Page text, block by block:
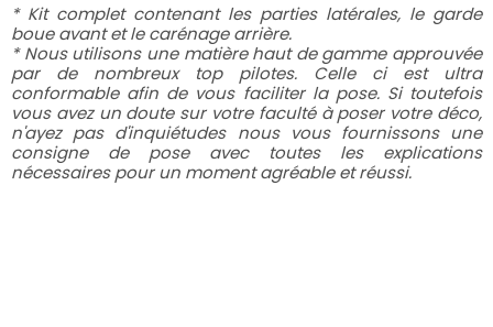
* Kit complet contenant les parties latérales, le garde
boue avant et le carénage arrière.
* Nous utilisons une matière haut de gamme approuvée
par de nombreux top pilotes. Celle ci est ultra
conformable afin de vous faciliter la pose. Si toutefois
vous avez un doute sur votre faculté à poser votre déco,
n'ayez pas d'inquiétudes nous vous fournissons une
consigne de pose avec toutes les explications
nécessaires pour un moment agréable et réussi.